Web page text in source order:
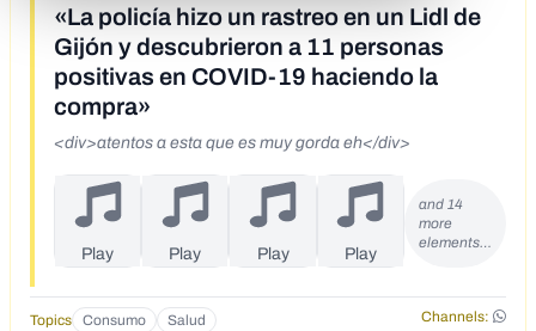
«La policía hizo un rastreo en un Lidl de
Gijón y descubrieron a 11 personas
positivas en COVID-19 haciendo la
compra»
<div>atentos a esta que es muy gorda eh</div>
Play Play Play Play
and 14
more
elements…
Topics Consumo Salud
Channels: